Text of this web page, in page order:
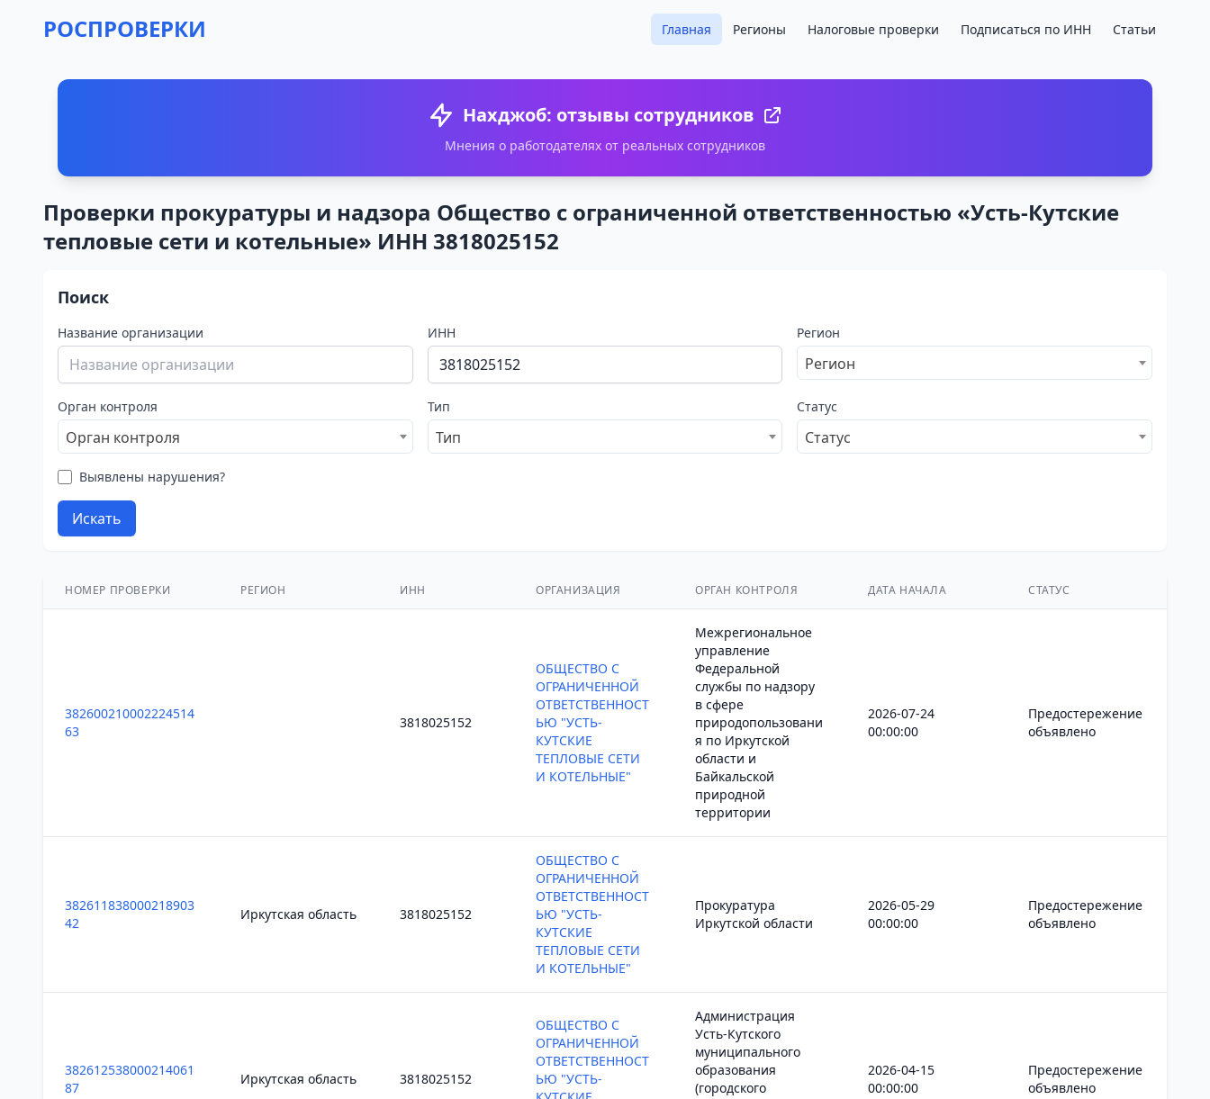
РОСПРОВЕРКИ Главная Регионы Налоговые проверки Подписаться по ИНН Статьи
Нахджоб: отзывы сотрудников
Мнения о работодателях от реальных сотрудников
Проверки прокуратуры и надзора Общество с ограниченной ответственностью «Усть-Кутские
тепловые сети и котельные» ИНН 3818025152
Поиск
Название организации ИНН Регион
Регион
Орган контроля
Орган контроля
Тип
Тип
Статус
Статус
Выявлены нарушения?
Искать
НОМЕР ПРОВЕРКИ РЕГИОН ИНН ОРГАНИЗАЦИЯ ОРГАН КОНТРОЛЯ ДАТА НАЧАЛА СТАТУС
382600210002224514
63
3818025152
ОБЩЕСТВО С
ОГРАНИЧЕННОЙ
ОТВЕТСТВЕННОСТ
ЬЮ "УСТЬ-
КУТСКИЕ
ТЕПЛОВЫЕ СЕТИ
И КОТЕЛЬНЫЕ"
Межрегиональное
управление
Федеральной
службы по надзору
в сфере
природопользовани
я по Иркутской
области и
Байкальской
природной
территории
2026-07-24
00:00:00
Предостережение
объявлено
382611838000218903
42
Иркутская область 3818025152
ОБЩЕСТВО С
ОГРАНИЧЕННОЙ
ОТВЕТСТВЕННОСТ
ЬЮ "УСТЬ-
КУТСКИЕ
ТЕПЛОВЫЕ СЕТИ
И КОТЕЛЬНЫЕ"
Прокуратура
Иркутской области
2026-05-29
00:00:00
Предостережение
объявлено
382612538000214061
87
Иркутская область 3818025152
ОБЩЕСТВО С
ОГРАНИЧЕННОЙ
ОТВЕТСТВЕННОСТ
ЬЮ "УСТЬ-
Администрация
Усть-Кутского
муниципального
образования
(городского
2026-04-15
00:00:00
Предостережение
объявлено